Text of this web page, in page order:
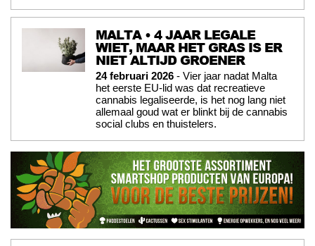
MALTA • 4 JAAR LEGALE
WIET, MAAR HET GRAS IS ER
NIET ALTIJD GROENER
24 februari 2026 - Vier jaar nadat Malta
het eerste EU-lid was dat recreatieve
cannabis legaliseerde, is het nog lang niet
allemaal goud wat er blinkt bij de cannabis
social clubs en thuistelers.